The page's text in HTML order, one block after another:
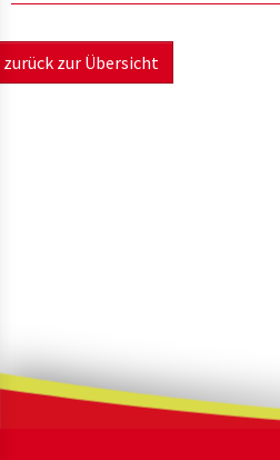
zurück zur Übersicht